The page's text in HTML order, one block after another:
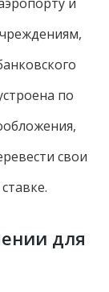
по
свои
для